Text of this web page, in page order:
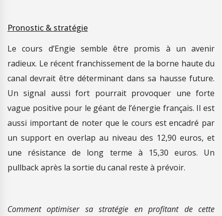
Pronostic & stratégie
Le cours d’Engie semble être promis à un avenir
radieux. Le récent franchissement de la borne haute du
canal devrait être déterminant dans sa hausse future.
Un signal aussi fort pourrait provoquer une forte
vague positive pour le géant de l’énergie français. Il est
aussi important de noter que le cours est encadré par
un support en overlap au niveau des 12,90 euros, et
une résistance de long terme à 15,30 euros. Un
pullback après la sortie du canal reste à prévoir.
Comment optimiser sa stratégie en profitant de cette